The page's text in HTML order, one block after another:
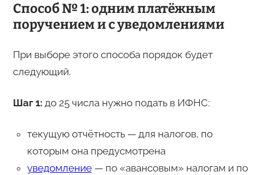
Способ № 1: одним платёжным
поручением и с уведомлениями
При выборе этого способа порядок будет
следующий.
Шаг 1: до 25 числа нужно подать в ИФНС:
текущую отчётность — для налогов, по
которым она предусмотрена
уведомление— по «авансовым» налогам и по